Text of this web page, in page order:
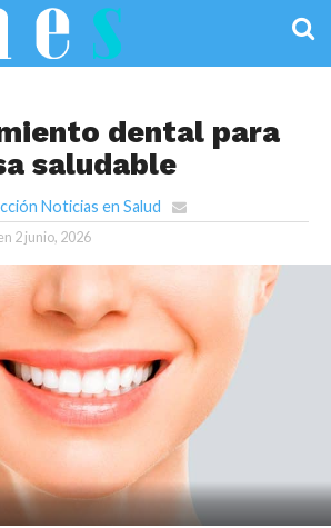
dental para
saludable
Noticias en Salud
2 junio, 2026